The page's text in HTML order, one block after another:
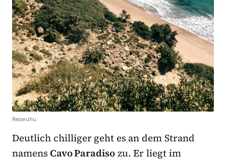
Reiseuhu
Deutlich chilliger geht es an dem Strand
namensCavo Paradisozu. Er liegt im